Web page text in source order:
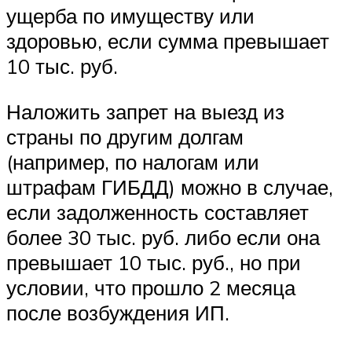
ущерба по имуществу или
здоровью, если сумма превышает
10 тыс. руб.
Наложить запрет на выезд из
страны по другим долгам
(например, по налогам или
штрафам ГИБДД) можно в случае,
если задолженность составляет
более 30 тыс. руб. либо если она
превышает 10 тыс. руб., но при
условии, что прошло 2 месяца
после возбуждения ИП.